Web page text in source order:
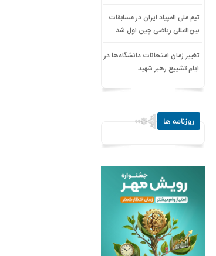
تیم ملی المپیاد ایران در مسابقات
بین‌المللی ریاضی چین اول شد
تغییر زمان امتحانات دانشگاه‌ها در
ایام تشییع رهبر شهید
روزنامه ها